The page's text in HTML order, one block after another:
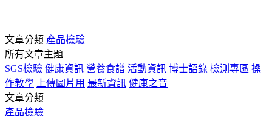
文章分類 產品檢驗
所有文章主題
SGS檢驗 健康資訊 營養食譜 活動資訊 博士語錄 檢測專區 操
作教學
上傳圖片用 最新資訊 健康之音
文章分類
產品檢驗